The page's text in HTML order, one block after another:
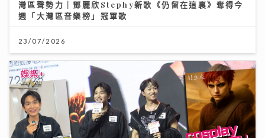
灣區聲勢力｜鄧麗欣Stephy新歌《仍留在這裏》奪得今
週「大灣區音樂榜」冠軍歌
23/07/2026